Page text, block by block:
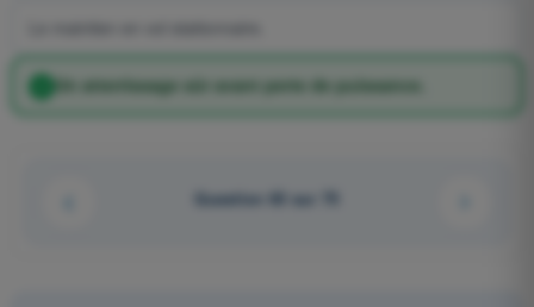
Un atterrissage sûr avant perte de puissance.
Question 65 sur 75